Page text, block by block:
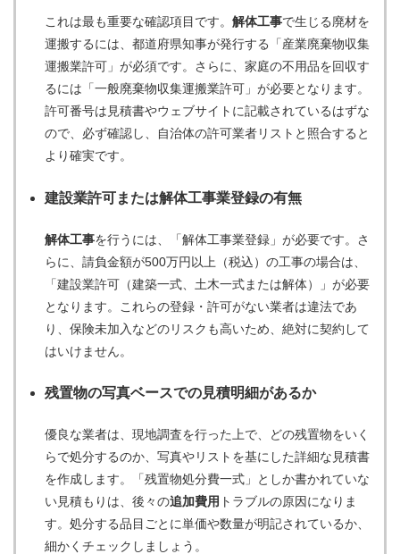
これは最も重要な確認項目です。 解体工事で生じる廃材を
運搬するには、都道府県知事が発行する「産業廃棄物収集
運搬業許可」が必須です。さらに、家庭の不用品を回収す
るには「一般廃棄物収集運搬業許可」が必要となります。
許可番号は見積書やウェブサイトに記載されているはずな
ので、必ず確認し、自治体の許可業者リストと照合すると
より確実です。
建設業許可または解体工事業登録の有無
解体工事を行うには、「解体工事業登録」が必要です。さ
らに、請負金額が500万円以上（税込）の工事の場合は、
「建設業許可（建築一式、土木一式または解体）」が必要
となります。これらの登録・許可がない業者は違法であ
り、保険未加入などのリスクも高いため、絶対に契約して
はいけません。
残置物の写真ベースでの見積明細があるか
優良な業者は、現地調査を行った上で、どの残置物をいく
らで処分するのか、写真やリストを基にした詳細な見積書
を作成します。「残置物処分費一式」としか書かれていな
い見積もりは、後々の追加費用 トラブルの原因になりま
す。処分する品目ごとに単価や数量が明記されているか、
細かくチェックしましょう。